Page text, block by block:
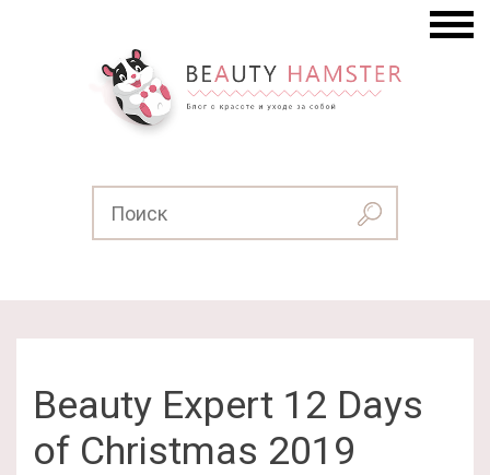
Beauty Expert 12 Days
of Christmas 2019